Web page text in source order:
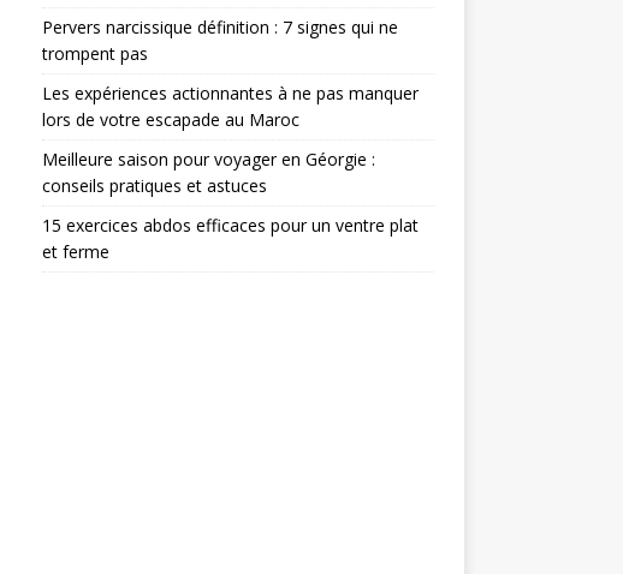
Pervers narcissique définition : 7 signes qui ne
trompent pas
Les expériences actionnantes à ne pas manquer
lors de votre escapade au Maroc
Meilleure saison pour voyager en Géorgie :
conseils pratiques et astuces
15 exercices abdos efficaces pour un ventre plat
et ferme